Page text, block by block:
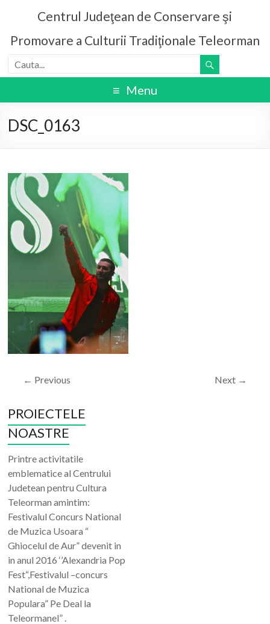
Centrul Judeţean de Conservare şi
Promovare a Culturii Tradiţionale Teleorman
Menu
DSC_0163
← Previous Next →
PROIECTELE
NOASTRE
Printre activitatile
emblematice al Centrului
Judetean pentru Cultura
Teleorman amintim:
Festivalul Concurs National
de Muzica Usoara “
Ghiocelul de Aur” devenit in
in anul 2016 ‘’Alexandria Pop
Fest“,Festivalul –concurs
National de Muzica
Populara” Pe Deal la
Teleormanel” .